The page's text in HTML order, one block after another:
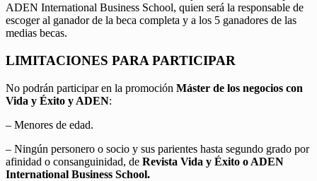
ADEN International Business School, quien será la responsable de
escoger al ganador de la beca completa y a los 5 ganadores de las
medias becas.
LIMITACIONES PARA PARTICIPAR
No podrán participar en la promoción Máster de los negocios con
Vida y Éxito y ADEN:
– Menores de edad.
– Ningún personero o socio y sus parientes hasta segundo grado por
afinidad o consanguinidad, de Revista Vida y Éxito o ADEN
International Business School.